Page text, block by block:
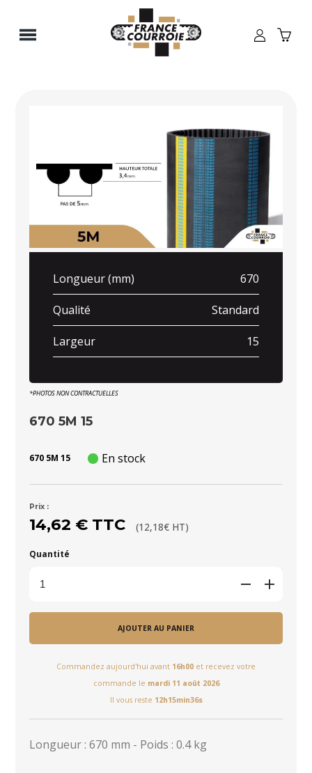
Longueur (mm) 670
Qualité Standard
Largeur 15
*PHOTOS NON CONTRACTUELLES
670 5M 15
670 5M 15 En stock
Prix :
14,62 € TTC (12,18€ HT)
Quantité
AJOUTER AU PANIER
Commandez aujourd'hui avant 16h00 et recevez votre
commande le mardi 11 août 2026
Il vous reste 12h15min36s
Longueur : 670 mm - Poids : 0.4 kg
Panneau de gestion des cookies